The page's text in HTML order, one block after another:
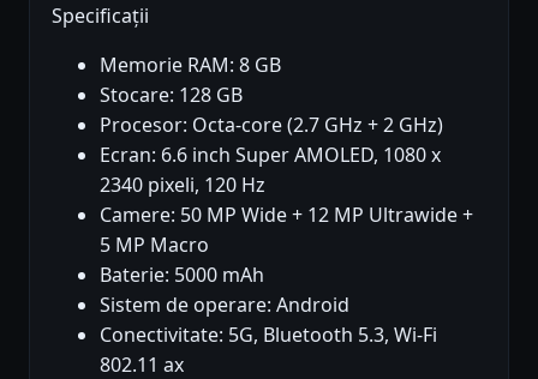
Specificații
Memorie RAM: 8 GB
Stocare: 128 GB
Procesor: Octa-core (2.7 GHz + 2 GHz)
Ecran: 6.6 inch Super AMOLED, 1080 x
2340 pixeli, 120 Hz
Camere: 50 MP Wide + 12 MP Ultrawide +
5 MP Macro
Baterie: 5000 mAh
Sistem de operare: Android
Conectivitate: 5G, Bluetooth 5.3, Wi-Fi
802.11 ax